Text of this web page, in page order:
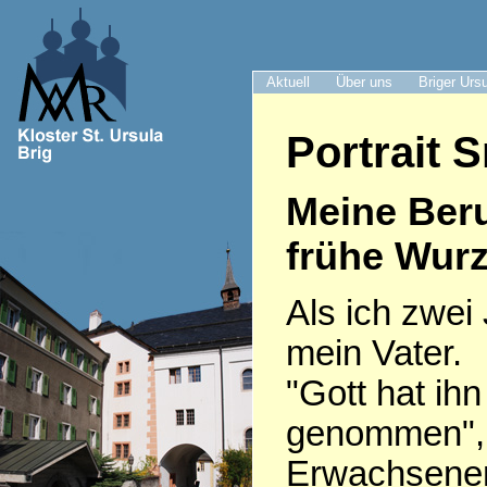
Aktuell Über uns Briger
Portrait
Meine
frühe
Als ich zwei
mein Vater.
"Gott hat